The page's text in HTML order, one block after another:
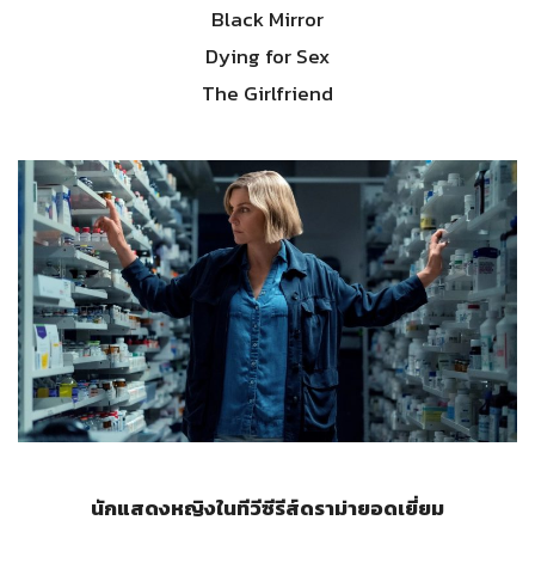
Black Mirror
Dying for Sex
The Girlfriend
นักแสดงหญิงในทีวีซีรีส์ดราม่ายอดเยี่ยม